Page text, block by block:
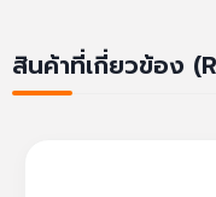
สินค้าที่เกี่ยวข้อง